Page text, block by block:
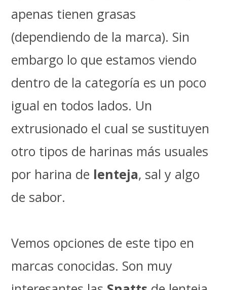
apenas tienen grasas
(dependiendo de la marca). Sin
embargo lo que estamos viendo
dentro de la categoría es un poco
igual en todos lados. Un
extrusionado el cual se sustituyen
otro tipos de harinas más usuales
por harina de lenteja, sal y algo
de sabor.
Vemos opciones de este tipo en
marcas conocidas. Son muy